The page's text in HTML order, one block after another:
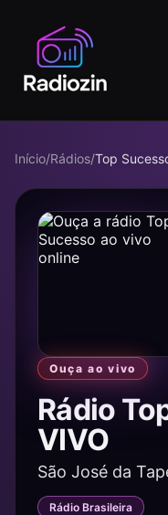
Início/Rádios/Top
Ouça ao vivo
Rádio
VIVO
São José da
Rádio Brasileira